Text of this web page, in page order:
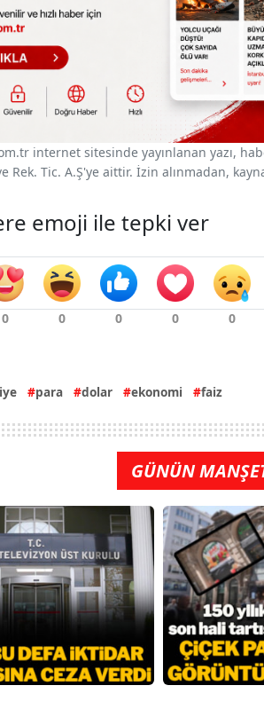
internet sitesinde yayınlanan yazı,
Rek. Tic. A.Ş'ye aittir. İzin alınmadan,
emoji ile tepki ver
para dolar ekonomi faiz
GÜNÜN